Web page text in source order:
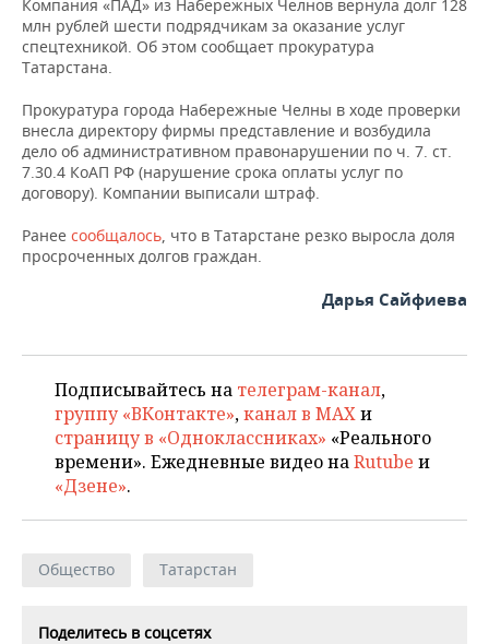
ОТКРЫТАЯ ЛЕКЦИЯ
БАСКЕТБОЛ
ВОЛЕЙБОЛ
КИБЕРСПОРТ
ФИГУРНОЕ КАТАНИЕ
ВОДНЫЕ ВИДЫ СПОРТА
ИНФРАСТРУКТУРА
ИСТОРИЯ
КУЛЬТУРА
МЕДИЦИНА
ОБРАЗОВАНИЕ
СПРАВОЧНИК
СПИСОК ПЕРСОН
СПИСОК КОМПАНИЙ
Компания «ПАД» из Набережных Челнов вернула долг 128
млн рублей шести подрядчикам за оказание услуг
спецтехникой. Об этом сообщает прокуратура
Татарстана.
Прокуратура города Набережные Челны в ходе проверки
внесла директору фирмы представление и возбудила
дело об административном правонарушении по ч. 7. ст.
7.30.4 КоАП РФ (нарушение срока оплаты услуг по
договору). Компании выписали штраф.
Ранее сообщалось, что в Татарстане резко выросла доля
просроченных долгов граждан.
Дарья Сайфиева
Подписывайтесь на телеграм-канал,
группу «ВКонтакте»,канал в MAXи
страницу в «Одноклассниках» «Реального
времени». Ежедневные видео наRutube и
«Дзене».
Общество Татарстан
Поделитесь в соцсетях